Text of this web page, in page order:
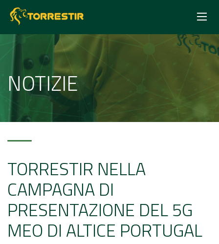
NOTIZIE
TORRESTIR NELLA
CAMPAGNA DI
PRESENTAZIONE DEL 5G
MEO DI ALTICE PORTUGAL